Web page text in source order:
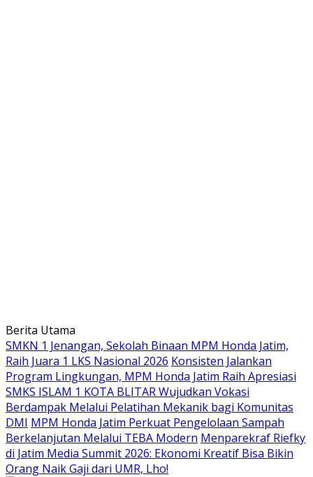
Langsung
ke
konten
Berita Utama
SMKN 1 Jenangan, Sekolah Binaan MPM Honda Jatim,
Raih Juara 1 LKS Nasional 2026 Konsisten Jalankan
Program Lingkungan, MPM Honda Jatim Raih Apresiasi
SMKS ISLAM 1 KOTA BLITAR Wujudkan Vokasi
Berdampak Melalui Pelatihan Mekanik bagi Komunitas
DMI MPM Honda Jatim Perkuat Pengelolaan Sampah
Berkelanjutan Melalui TEBA Modern Menparekraf Riefky
di Jatim Media Summit 2026: Ekonomi Kreatif Bisa Bikin
Orang Naik Gaji dari UMR, Lho!